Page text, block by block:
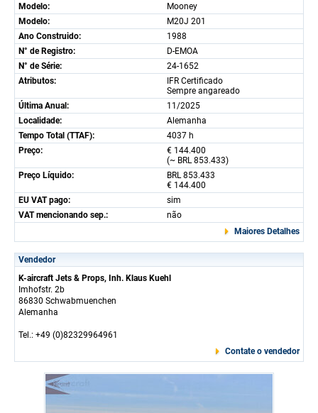
Modelo:
Mooney
Modelo:
M20J 201
Ano Construido:
1988
N° de Registro:
D-EMOA
N° de Série:
24-1652
Atributos:
IFR Certificado
Sempre angareado
Última Anual:
11/2025
Localidade:
Alemanha
Tempo Total (TTAF):
4037 h
Preço:
€ 144.400
(~ BRL 853.433)
Preço Líquido:
BRL 853.433
€ 144.400
EU VAT pago:
sim
VAT mencionando sep.:
não
Maiores Detalhes
Vendedor
K-aircraft Jets & Props, Inh. Klaus Kuehl
Imhofstr. 2b
86830 Schwabmuenchen
Alemanha
Tel.: +49 (0)82329964961
Contate o vendedor